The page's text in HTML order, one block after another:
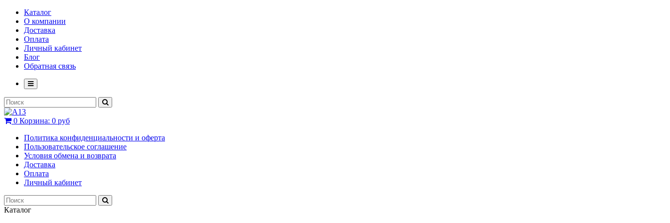
Каталог
О компании
Доставка
Оплата
Личный кабинет
Блог
Обратная связь
0 Корзина: 0 руб
Политика конфиденциальности и оферта
Пользовательское соглашение
Условия обмена и возврата
Доставка
Оплата
Личный кабинет
Каталог